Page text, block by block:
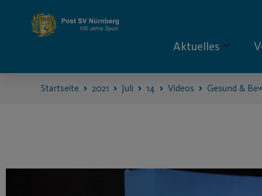
Aktuelles
Startseite 2021 Juli 14 Videos Gesund &